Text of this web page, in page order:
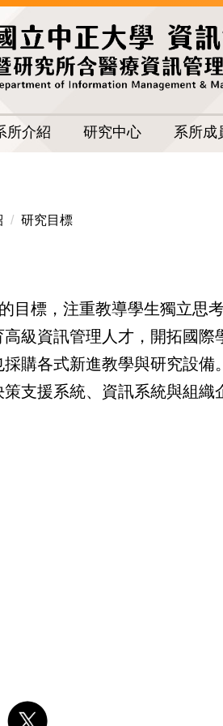
所介紹 研究中心 系所成
研究目標
目標，注重教導學生獨立思
高級資訊管理人才，開拓國
購各式新進教學與研究設
支援系統、資訊系統與組織